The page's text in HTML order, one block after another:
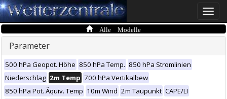
Toggle
Alle Modelle
Parameter
500 hPa Geopot. Höhe 850 hPa Temp. 850 hPa Stromlinien
Niederschlag 2m Temp 700 hPa Vertikalbew
850 hPa Pot. Äquiv. Temp 10m Wind 2m Taupunkt CAPE/LI